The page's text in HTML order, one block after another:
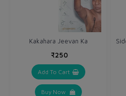
Kakahara Jeevan Ka
₹250
Add To Cart
Buy Now